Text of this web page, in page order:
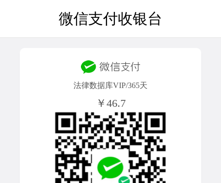
微信支付收银台
法律数据库VIP/365天
￥46.7